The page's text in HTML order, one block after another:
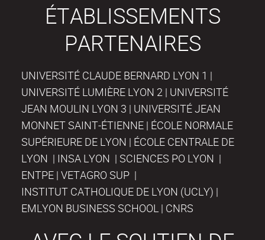
ÉTABLISSEMENTS
PARTENAIRES
UNIVERSITÉ CLAUDE BERNARD LYON 1 |
UNIVERSITÉ LUMIÈRE LYON 2 | UNIVERSITÉ
JEAN MOULIN LYON 3 | UNIVERSITÉ JEAN
MONNET SAINT-ÉTIENNE | ÉCOLE NORMALE
SUPÉRIEURE DE LYON | ÉCOLE CENTRALE DE
LYON | INSA LYON | SCIENCES PO LYON |
ENTPE | VETAGRO SUP |
INSTITUT CATHOLIQUE DE LYON (UCLY) |
EMLYON BUSINESS SCHOOL | CNRS